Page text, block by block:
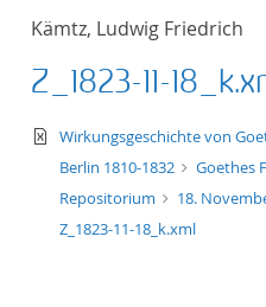
Kämtz, Ludwig Friedrich
Z_1823-11-
text/xml
Wirkungsgeschichte von
Berlin 1810-1832
Goethes
Repositorium
18.
Z_1823-11-18_k.xml